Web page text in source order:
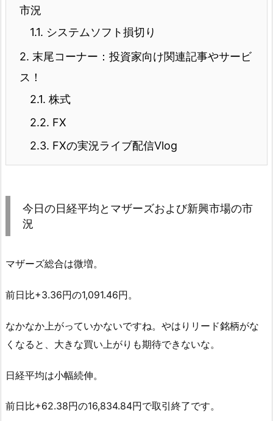
市況
1.1. システムソフト損切り
2. 末尾コーナー：投資家向け関連記事やサービ
ス！
2.1. 株式
2.2. FX
2.3. FXの実況ライブ配信Vlog
今日の日経平均とマザーズおよび新興市場の市
況
マザーズ総合は微増。
前日比+3.36円の1,091.46円。
なかなか上がっていかないですね。やはりリード銘柄がな
くなると、大きな買い上がりも期待できないな。
日経平均は小幅続伸。
前日比+62.38円の16,834.84円で取引終了です。